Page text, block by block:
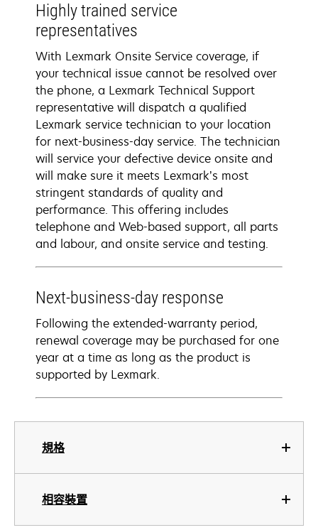
規格
相容裝置
Highly trained service
representatives
With Lexmark Onsite Service coverage, if
your technical issue cannot be resolved over
the phone, a Lexmark Technical Support
representative will dispatch a qualified
Lexmark service technician to your location
for next-business-day service. The technician
will service your defective device onsite and
will make sure it meets Lexmark’s most
stringent standards of quality and
performance. This offering includes
telephone and Web-based support, all parts
and labour, and onsite service and testing.
Next-business-day response
Following the extended-warranty period,
renewal coverage may be purchased for one
year at a time as long as the product is
supported by Lexmark.